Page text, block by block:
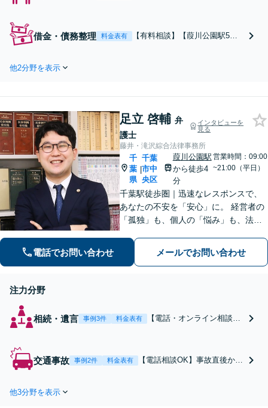
不倫などの慰謝料請求、離婚自
体の請求など、幅広く対応。
借金・債務整理 料金表有
【有料相談】【葭川公園駅5
すぐに取り立てを止めます。借
ご一緒に頑張りましょう【電
話・メール相談可】
他2分野を表示
足立 啓輔 弁
護士
インタビューを
見る
藤井・滝沢綜合法律事務所
千
葉
県
|
千葉
市中
央区
葭川公園駅
から徒歩4
分
営業時間：09:00
~21:00（平日）
千葉駅徒歩圏｜迅速なレスポンスで、
あなたの不安を「安心」に。 経営者の
「孤独」も、個人の「悩み」も、法務
務】法務と経営のダブル顧問 【労働問
題】不当解雇・残業代請求 【債務整
電話でお問い合わせ メールでお問い合わせ
注力分野
相続・遺言 事例3件 料金表有
【電話・オンライン相談
を見据えた円満相続を目指
します。
交通事故 事例2件 料金表有
【電話相談OK】事故直後から
他3分野を表示